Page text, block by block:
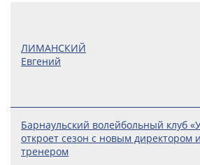
ЛИМАНСКИЙ
Евгений
Барнаульский волейбольный клуб
откроет сезон с новым директором
тренером